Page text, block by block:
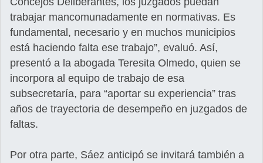
trabajar mancomunadamente en normativas. Es
fundamental, necesario y en muchos municipios
está haciendo falta ese trabajo”, evaluó. Así,
presentó a la abogada Teresita Olmedo, quien se
incorpora al equipo de trabajo de esa
subsecretaría, para “aportar su experiencia” tras
años de trayectoria de desempeño en juzgados de
faltas.
Por otra parte, Sáez anticipó se invitará también a